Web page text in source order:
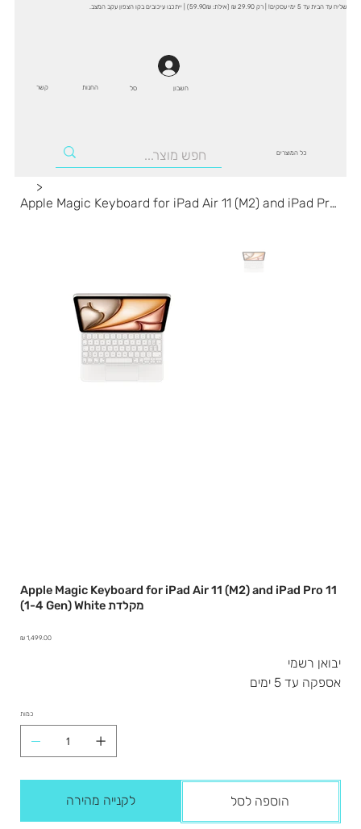
שליח עד הבית עד 5 ימי עסקים! | רק 29.90 ₪ (אילת: 59.90₪) | ייתכנו עיכובים בקו הצפון עקב המצב.
חשבון סל קשר החנות
כל המוצרים
>
Apple Magic Keyboard for iPad Air 11 (M2) and iPad Pro 11 (1-4 Gen) White מקלדת
Apple Magic Keyboard for iPad Air 11 (M2) and iPad Pro 11
(1-4 Gen) White מקלדת
מחיר ‏1,499.00 ‏₪
יבואן רשמי
אספקה עד 5 ימים
כמות
הוספה לסל לקנייה מהירה